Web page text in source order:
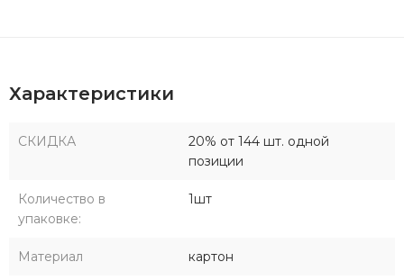
Характеристики
СКИДКА
20% от 144 шт. одной
позиции
Количество в
упаковке:
1шт
Материал картон